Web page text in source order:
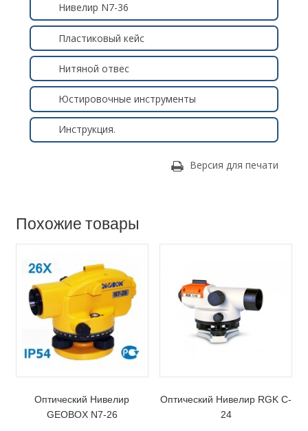
Нивелир N7-36
Пластиковый кейс
Нитяной отвес
Юстировочные инструменты
Инструкция.
Версия для печати
Похожие товары
Оптический Нивелир
GEOBOX N7-26
Оптический Нивелир RGK C-
24